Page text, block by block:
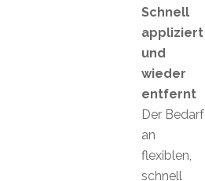
Schnell
appliziert
und
wieder
entfernt
Der Bedarf
an
flexiblen,
schnell